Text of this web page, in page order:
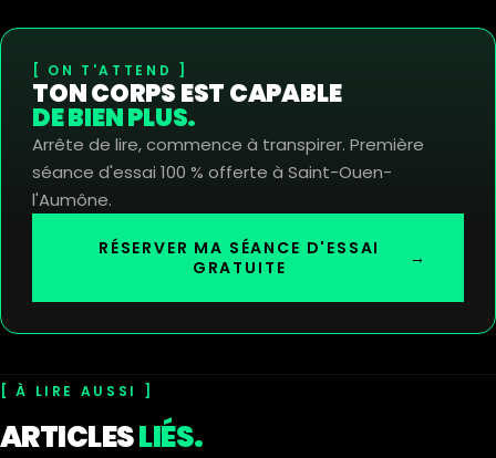
ON T'ATTEND
TON CORPS EST CAPABLE
DE BIEN PLUS.
Arrête de lire, commence à transpirer. Première
séance d'essai 100 % offerte à Saint-Ouen-
l'Aumône.
RÉSERVER MA SÉANCE D'ESSAI
GRATUITE
→
À LIRE AUSSI
ARTICLESLIÉS.